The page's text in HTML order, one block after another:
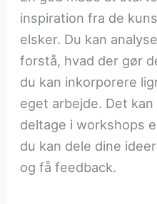
inspiration fra de
elsker. Du kan
forstå, hvad der gør
du kan inkorporere
eget arbejde. Det
deltage i workshops
du kan dele dine
og få feedback.